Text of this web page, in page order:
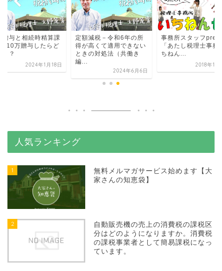
贈与と相続時精算課
110万贈与したらど
う？
2024年1月18日
定額減税－令和6年の所
得が高くて適用できない
ときの対処法（共働き
編...
2024年6月6日
事務所スタッフ
「あたし税理士事務
ちねん...
2018年11
人気ランキング
1
無料メルマガサービス始めます【大
家さんの知恵袋】
2
自動販売機の売上の消費税の課税区
分はどのようになりますか。消費税
の課税事業者として簡易課税になっ
ています。